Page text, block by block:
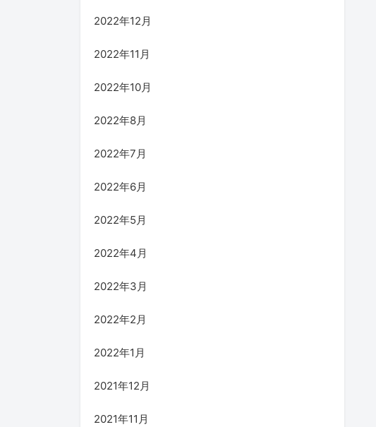
2022年12月
2022年11月
2022年10月
2022年8月
2022年7月
2022年6月
2022年5月
2022年4月
2022年3月
2022年2月
2022年1月
2021年12月
2021年11月